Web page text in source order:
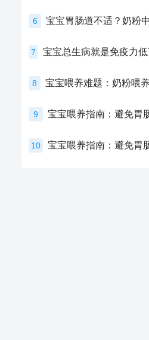
6
7
8
9 宝宝喂养指南：避免胃
10 宝宝喂养指南：避免胃